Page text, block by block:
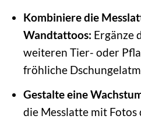
Kombiniere die
Wandtattoos: Ergänze
weiteren Tier- oder
fröhliche
Gestalte eine
die Messlatte mit Fotos